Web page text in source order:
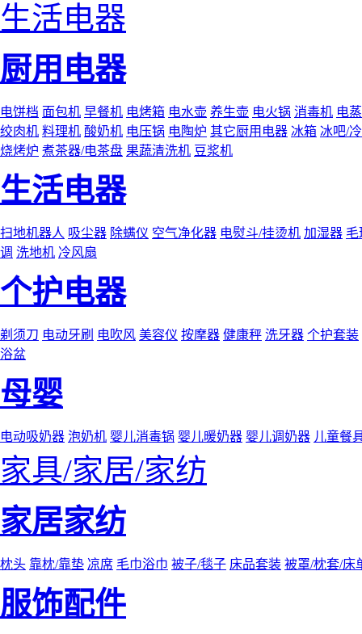
生活电器
厨用电器
电饼档 面包机 早餐机 电烤箱 电水壶 养生壶 电火锅 消毒机 电
绞肉机 料理机 酸奶机 电压锅 电陶炉 其它厨用电器 冰箱 冰吧/
烧烤炉 煮茶器/电茶盘 果蔬清洗机 豆浆机
生活电器
扫地机器人 吸尘器 除螨仪 空气净化器 电熨斗/挂烫机 加湿器 毛
调 洗地机 冷风扇
个护电器
剃须刀 电动牙刷 电吹风 美容仪 按摩器 健康秤 洗牙器 个护套装
浴盆
母婴
电动吸奶器 泡奶机 婴儿消毒锅 婴儿暖奶器 婴儿调奶器 儿童餐
家具/家居/家纺
家居家纺
枕头 靠枕/靠垫 凉席 毛巾浴巾 被子/毯子 床品套装 被罩/枕套/床
服饰配件